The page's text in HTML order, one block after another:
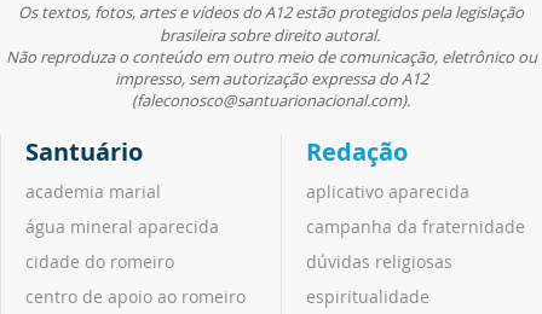
Os textos, fotos, artes e vídeos do A12 estão protegidos pela legislação
brasileira sobre direito autoral.
Não reproduza o conteúdo em outro meio de comunicação, eletrônico ou
impresso, sem autorização expressa do A12
(faleconosco@santuarionacional.com).
Santuário
academia marial
água mineral aparecida
cidade do romeiro
centro de apoio ao romeiro
Redação
aplicativo aparecida
campanha da fraternidade
dúvidas religiosas
espiritualidade